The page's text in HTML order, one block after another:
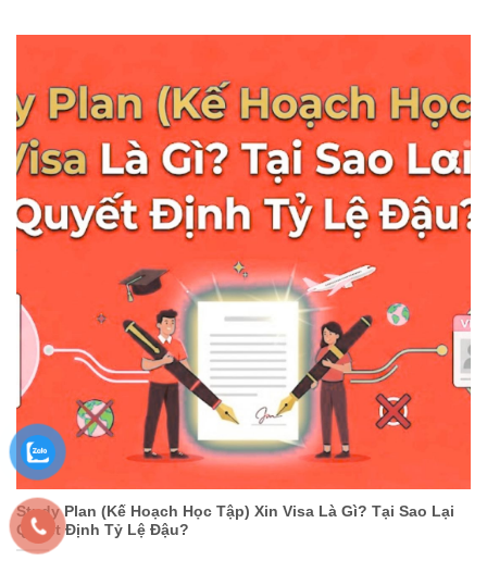
Study Plan (Kế Hoạch Học Tập) Xin Visa Là Gì? Tại Sao Lại
Quyết Định Tỷ Lệ Đậu?